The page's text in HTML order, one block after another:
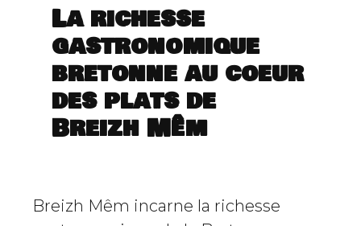
La richesse
gastronomique
bretonne au coeur
des plats de
Breizh Mêm
Breizh Mêm incarne la richesse